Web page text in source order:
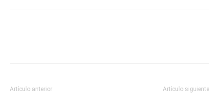
Artículo anterior Artículo siguiente